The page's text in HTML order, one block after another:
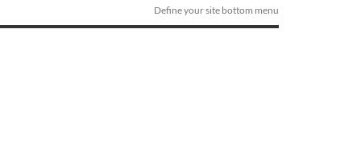
Define your site bottom menu